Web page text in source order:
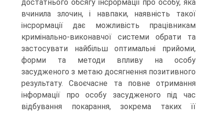
достатнього обсягу інсрормації про особу, яка
вчинила злочин, і навпаки, наявність такої
інсрормації дає можливість працівникам
кримінально-виконавчої системи обрати та
застосувати найбільш оптимальні прийоми,
форми та методи впливу на особу
засудженого з метаю досягнення позитивного
результату. Своєчасне та повне отримання
інформації про особу засудженого під час
відбування покарання, зокрема таких її